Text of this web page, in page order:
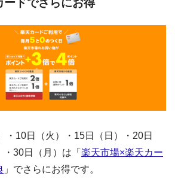
・10日（火）・15日（日）・20日
・30日（月）は「 楽天市場×楽天カー
」でさらにお得です。